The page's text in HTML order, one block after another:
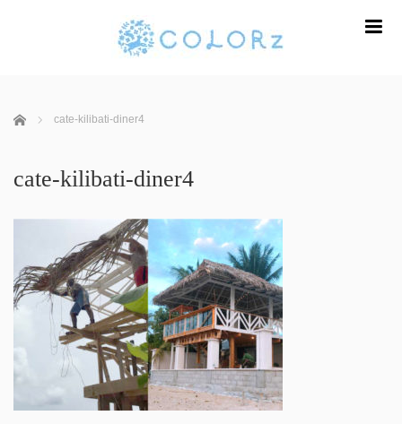
ホーム cate-kilibati-diner4
cate-kilibati-diner4